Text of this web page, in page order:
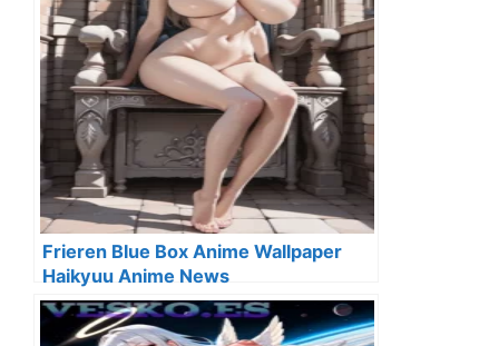
Frieren Blue Box Anime Wallpaper
Haikyuu Anime News